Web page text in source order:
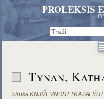
PROLEKSIS
Tynan,
Struka KNJIŽEVNOST I